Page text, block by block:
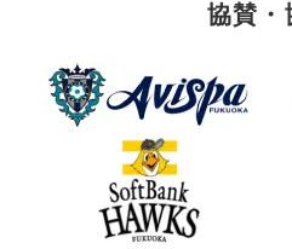
協賛・